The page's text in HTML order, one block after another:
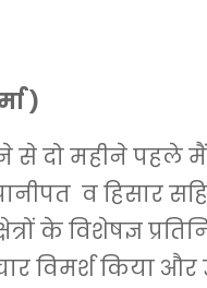
)
दो महीने पहले
व हिसार
के विशेषज्ञ
विमर्श किया